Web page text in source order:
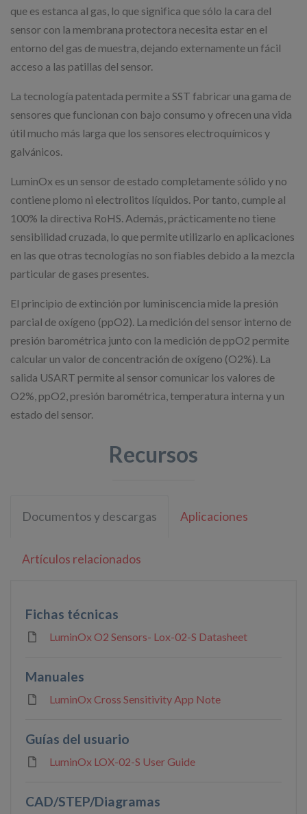
que es estanca al gas, lo que significa que sólo la cara del
sensor con la membrana protectora necesita estar en el
entorno del gas de muestra, dejando externamente un fácil
acceso a las patillas del sensor.
La tecnología patentada permite a SST fabricar una gama de
sensores que funcionan con bajo consumo y ofrecen una vida
útil mucho más larga que los sensores electroquímicos y
galvánicos.
LuminOx es un sensor de estado completamente sólido y no
contiene plomo ni electrolitos líquidos. Por tanto, cumple al
100% la directiva RoHS. Además, prácticamente no tiene
sensibilidad cruzada, lo que permite utilizarlo en aplicaciones
en las que otras tecnologías no son fiables debido a la mezcla
particular de gases presentes.
El principio de extinción por luminiscencia mide la presión
parcial de oxígeno (ppO2). La medición del sensor interno de
presión barométrica junto con la medición de ppO2 permite
calcular un valor de concentración de oxígeno (O2%). La
salida USART permite al sensor comunicar los valores de
O2%, ppO2, presión barométrica, temperatura interna y un
estado del sensor.
Recursos
Documentos y descargas Aplicaciones
Artículos relacionados
Fichas técnicas
LuminOx O2 Sensors- Lox-02-S Datasheet
Manuales
LuminOx Cross Sensitivity App Note
Guías del usuario
LuminOx LOX-02-S User Guide
CAD/STEP/Diagramas